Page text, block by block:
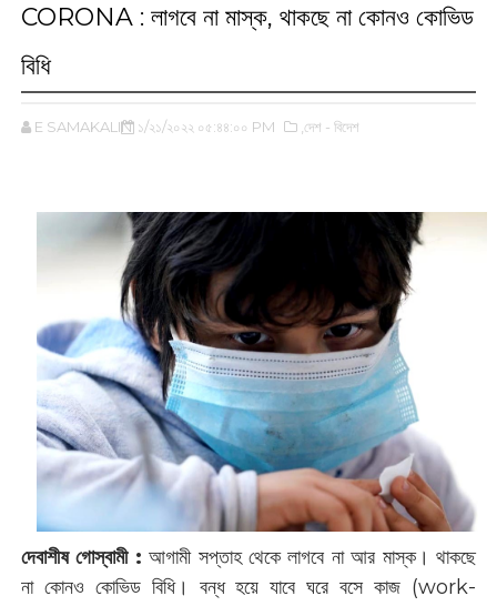
CORONA : ‌লাগবে না মাস্ক, থাকছে না কোনও কোভিড
বিধি
E SAMAKALIN ১/২১/২০২২ ০৫:৪৪:০০ PM ,দেশ - বিদেশ
দেবাশীষ গোস্বামী : ‌আগামী সপ্তাহ থেকে লাগবে না আর মাস্ক। থাকছে
না কোনও কোভিড বিধি। বন্ধ হয়ে যাবে ঘরে বসে কাজ (‌work-